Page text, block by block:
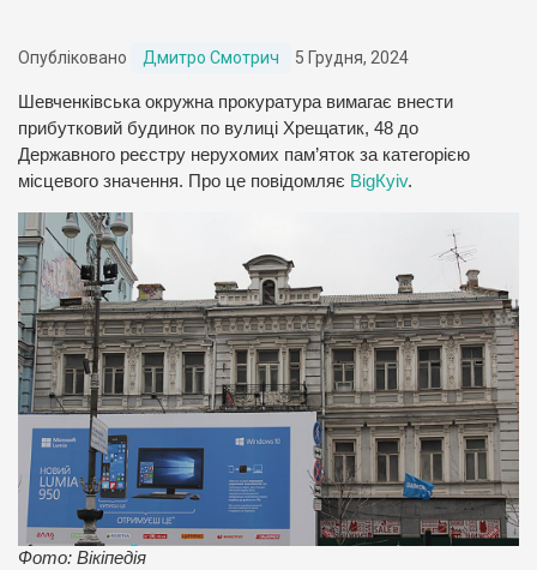
Опубліковано Дмитро Смотрич 5 Грудня, 2024
Шевченківська окружна прокуратура вимагає внести
прибутковий будинок по вулиці Хрещатик, 48 до
Державного реєстру нерухомих пам’яток за категорією
місцевого значення. Про це повідомляє ВigКyiv.
Фото: Вікіпедія